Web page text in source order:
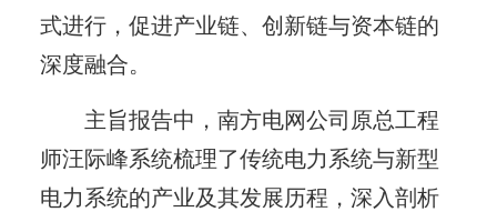
式进行，促进产业链、创新链与资本链的
深度融合。
主旨报告中，南方电网公司原总工程
师汪际峰系统梳理了传统电力系统与新型
电力系统的产业及其发展历程，深入剖析